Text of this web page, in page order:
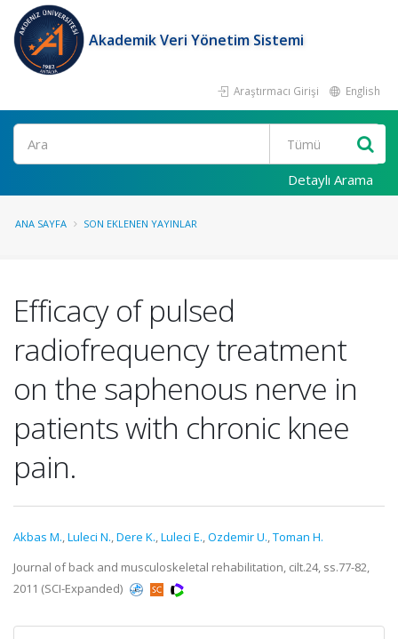
Akademik Veri Yönetim Sistemi
Araştırmacı Girişi English
Ara
Detaylı Arama
ANA SAYFA SON EKLENEN YAYINLAR
Efficacy of pulsed
radiofrequency treatment
on the saphenous nerve in
patients with chronic knee
pain.
Akbas M.,Luleci N.,Dere K.,Luleci E.,Ozdemir U.,Toman H.
Journal of back and musculoskeletal rehabilitation, cilt.24, ss.77-82,
2011 (SCI-Expanded)